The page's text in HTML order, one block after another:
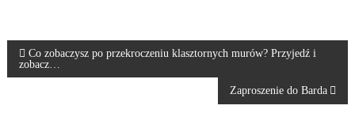
N Co zobaczysz po przekroczeniu klasztornych murów? Przyjedź i
zobacz…
Zaproszenie do Barda